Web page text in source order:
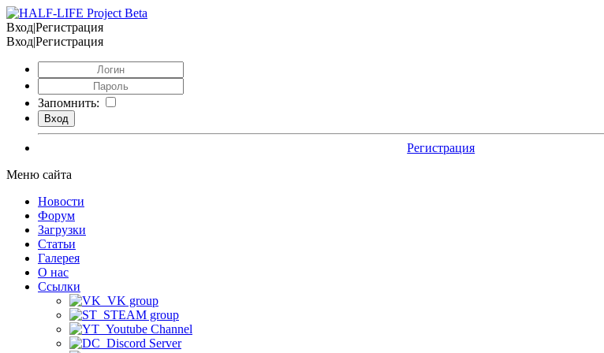
Вход|Регистрация
Вход|Регистрация
Запомнить:
Регистрация
Меню сайта
Новости
Форум
Загрузки
Статьи
Галерея
О нас
Ссылки
VK group
STEAM group
Youtube Channel
Discord Server